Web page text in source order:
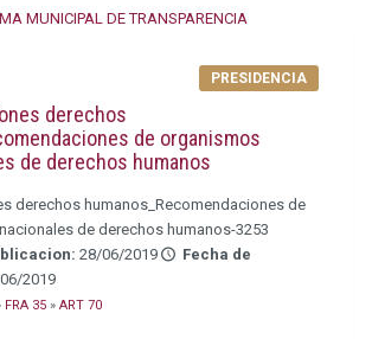
MUNICIPAL DE TRANSPARENCIA
PRESIDENCIA
derechos
de organismos
de derechos humanos
derechos humanos_Recomendaciones de
de derechos humanos-3253
28/06/2019
Fecha de
2019
FRA 35 » ART 70